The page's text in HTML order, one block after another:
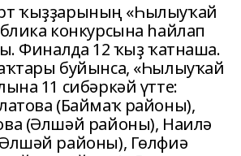
ҡыҙҙарының «Һылыуҡай
конкурсына һайлап
Финалда 12 ҡыҙ ҡатнаша.
буйынса, «Һылыуҡай
11 сибәркәй үтте:
(Баймаҡ районы),
(Әлшәй районы), Наилә
районы), Гөлфиә